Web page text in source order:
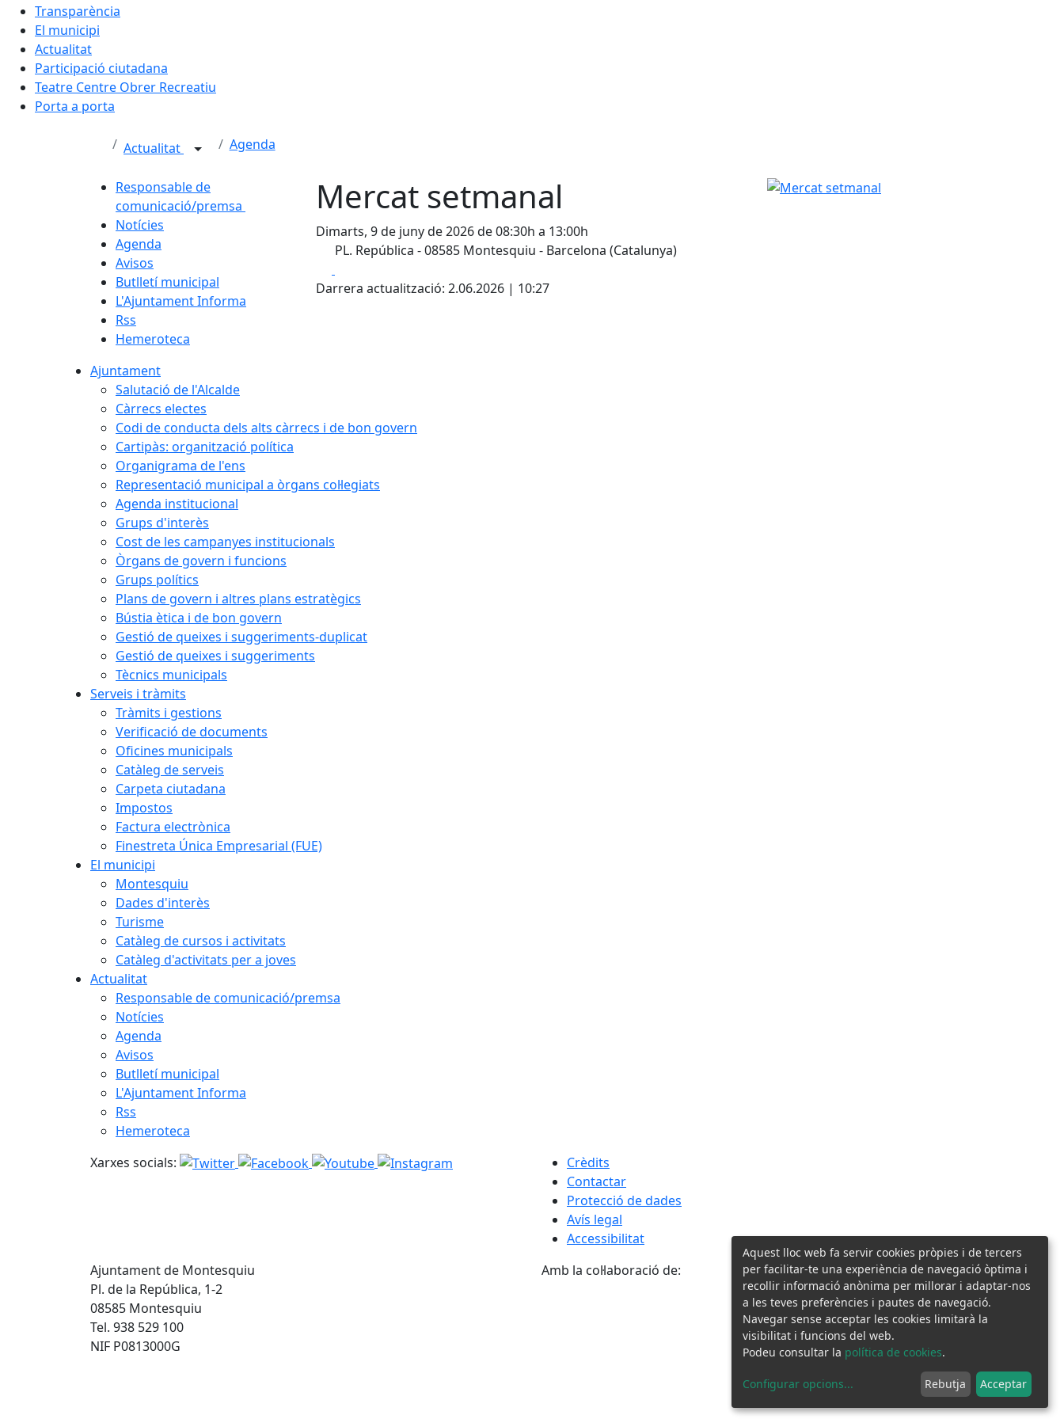
Transparència
El municipi
Actualitat
Participació ciutadana
Teatre Centre Obrer Recreatiu
Porta a porta
Actualitat Agenda
Responsable de
comunicació/premsa
Notícies
Agenda
Avisos
Butlletí municipal
L'Ajuntament Informa
Rss
Hemeroteca
Mercat setmanal
Dimarts, 9 de juny de 2026 de 08:30h a 13:00h
PL. República - 08585 Montesquiu - Barcelona (Catalunya)
Darrera actualització: 2.06.2026 | 10:27
Mercat setmanal
Ajuntament
Salutació de l'Alcalde
Càrrecs electes
Codi de conducta dels alts càrrecs i de bon govern
Cartipàs: organització política
Organigrama de l'ens
Representació municipal a òrgans col·legiats
Agenda institucional
Grups d'interès
Cost de les campanyes institucionals
Òrgans de govern i funcions
Grups polítics
Plans de govern i altres plans estratègics
Bústia ètica i de bon govern
Gestió de queixes i suggeriments-duplicat
Gestió de queixes i suggeriments
Tècnics municipals
Serveis i tràmits
Tràmits i gestions
Verificació de documents
Oficines municipals
Catàleg de serveis
Carpeta ciutadana
Impostos
Factura electrònica
Finestreta Única Empresarial (FUE)
El municipi
Montesquiu
Dades d'interès
Turisme
Catàleg de cursos i activitats
Catàleg d'activitats per a joves
Actualitat
Responsable de comunicació/premsa
Notícies
Agenda
Avisos
Butlletí municipal
L'Ajuntament Informa
Rss
Hemeroteca
Xarxes socials:
Crèdits
Contactar
Protecció de dades
Avís legal
Accessibilitat
Ajuntament de Montesquiu
Pl. de la República, 1-2
08585 Montesquiu
Tel. 938 529 100
NIF P0813000G
Amb la col·laboració de:
Aquest lloc web fa servir cookies pròpies i de tercers
per facilitar-te una experiència de navegació òptima i
recollir informació anònima per millorar i adaptar-nos
a les teves preferències i pautes de navegació.
Navegar sense acceptar les cookies limitarà la
visibilitat i funcions del web.
Podeu consultar la política de cookies.
Configurar opcions... Rebutja Acceptar